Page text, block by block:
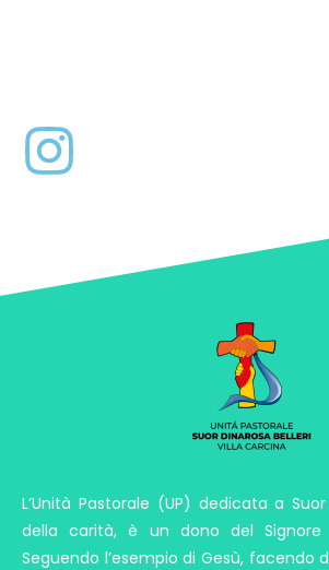
L’Unità Pastorale (UP) dedicata a
della carità, è un dono del Signore
Seguendo l’esempio di Gesù, facendo